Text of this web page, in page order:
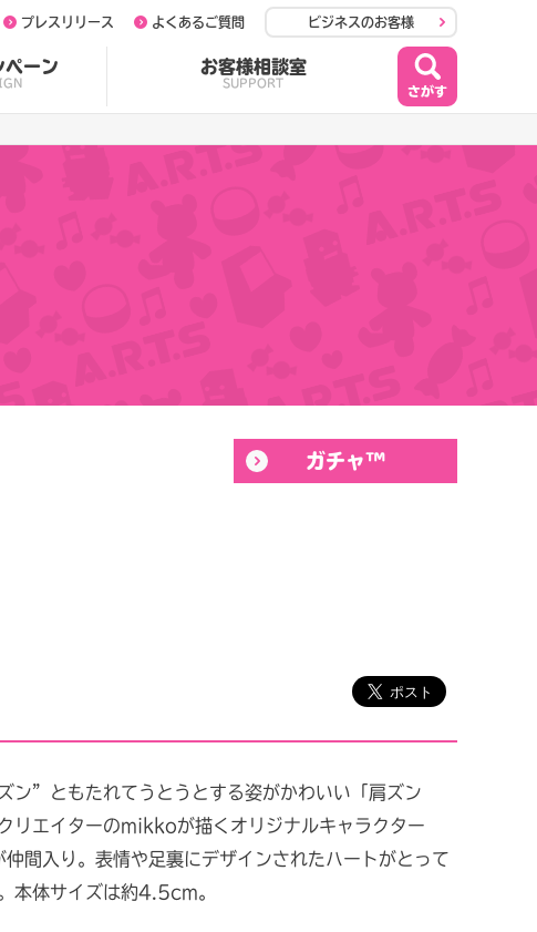
ーン お客様相談室
SUPPORT
プレスリリース よくあるご質問 ビジネスのお客様
ガチャ™
ン”ともたれてうとうとする姿がかわいい「肩ズン
リエイターのmikkoが描くオリジナルキャラクター
間入り。表情や足裏にデザインされたハートがとって
本体サイズは約4.5cm。